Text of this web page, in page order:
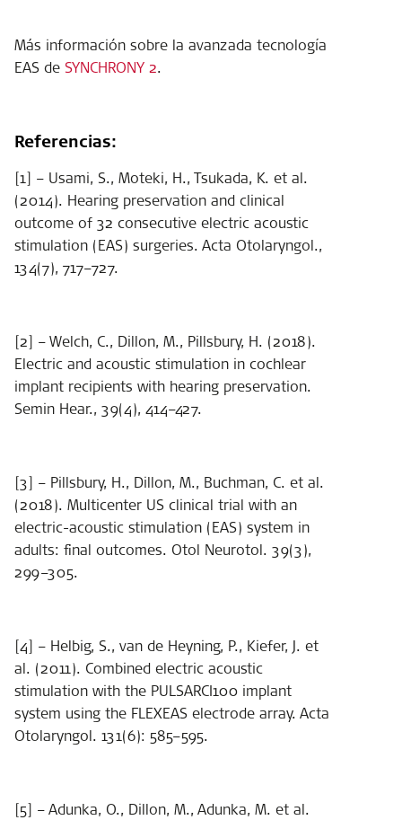
Más información sobre la avanzada tecnología
EAS de SYNCHRONY 2.
Referencias:
[1] – Usami, S., Moteki, H., Tsukada, K. et al.
(2014). Hearing preservation and clinical
outcome of 32 consecutive electric acoustic
stimulation (EAS) surgeries. Acta Otolaryngol.,
134(7), 717–727.
[2] – Welch, C., Dillon, M., Pillsbury, H. (2018).
Electric and acoustic stimulation in cochlear
implant recipients with hearing preservation.
Semin Hear., 39(4), 414–427.
[3] – Pillsbury, H., Dillon, M., Buchman, C. et al.
(2018). Multicenter US clinical trial with an
electric-acoustic stimulation (EAS) system in
adults: final outcomes. Otol Neurotol. 39(3),
299–305.
[4] – Helbig, S., van de Heyning, P., Kiefer, J. et
al. (2011). Combined electric acoustic
stimulation with the PULSARCI100 implant
system using the FLEXEAS electrode array. Acta
Otolaryngol. 131(6): 585–595.
[5] – Adunka, O., Dillon, M., Adunka, M. et al.